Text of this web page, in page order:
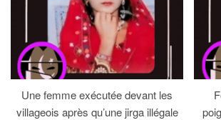
Une femme exécutée devant les
villageois après qu’une jirga illégale